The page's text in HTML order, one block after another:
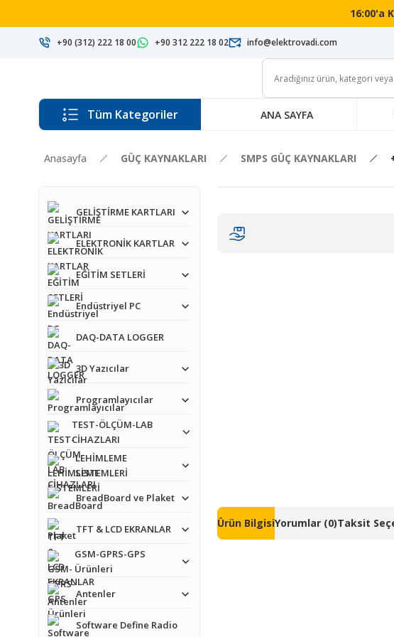
16:00'a
+90 (312) 222 18 00 +90 312 222 18 02 info@elektrovadi.com
Tüm Kategoriler ANA SAYFA
Anasayfa GÜÇ KAYNAKLARI SMPS GÜÇ KAYNAKLARI
GELİŞTİRME KARTLARI
ELEKTRONİK KARTLAR
EĞİTİM SETLERİ
Endüstriyel PC
DAQ-DATA LOGGER
3D Yazıcılar
Programlayıcılar
TEST-ÖLÇÜM-LAB
CİHAZLARI
LEHİMLEME
SİSTEMLERİ
BreadBoard ve Plaket
TFT & LCD EKRANLAR
GSM-GPRS-GPS
Ürünleri
Antenler
Software Define Radio
Ürün BilgisiYorumlar (0)Taksit